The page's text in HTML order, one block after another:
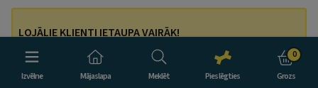
Izvēlne Mājaslapa Meklēt Pieslēgties
0
Grozs
LOJĀLIE KLIENTI IETAUPA VAIRĀK!
Pieslēdzies savam kontam, pievieno grozam vismaz 3
preces un maksā tikai par 2.